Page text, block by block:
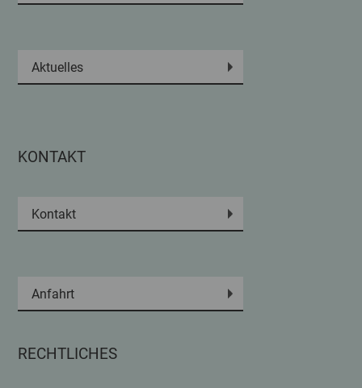
Aktuelles
KONTAKT
Kontakt
Anfahrt
RECHTLICHES